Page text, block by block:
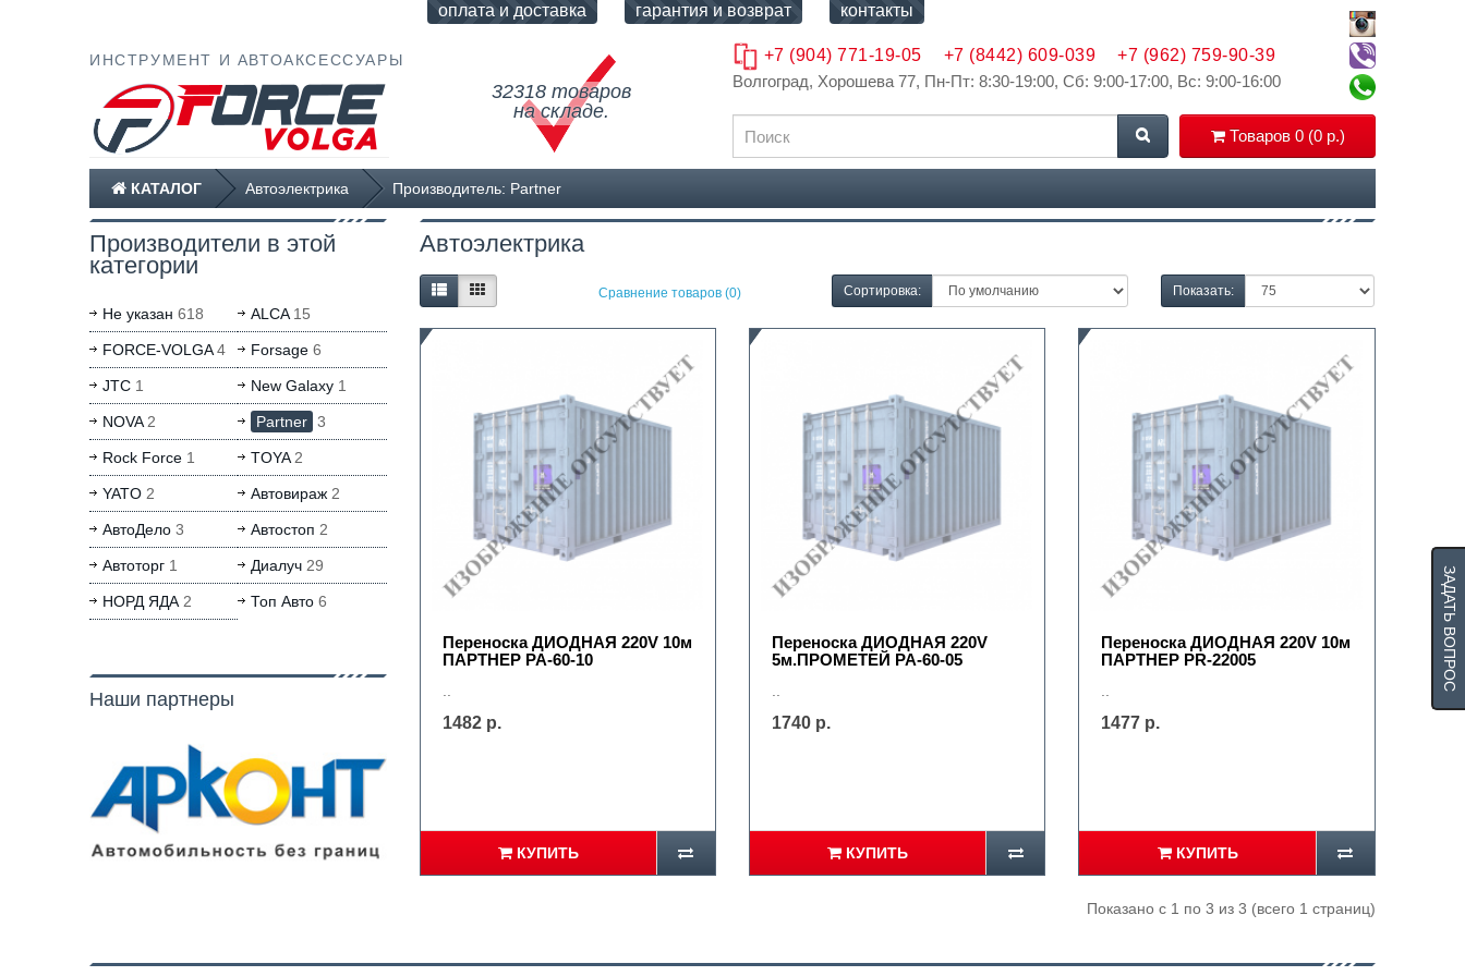
ИНСТРУМЕНТ И АВТОАКСЕССУАРЫ
оплата и доставка гарантия и возврат контакты
Волгоград, Хорошева 77, Пн-Пт: 8:30-19:00, Сб: 9:00-17:00, Вс: 9:00-16:00
Товаров 0 (0 р.)
32318 товаров
на складе.
+7 (904) 771-19-05 +7 (8442) 609-039 +7 (962) 759-90-39
КАТАЛОГ Автоэлектрика Производитель: Partner
Производители в этой
категории
Не указан 618 ALCA15
FORCE-VOLGA4 Forsage 6
JTC 1 New Galaxy 1
NOVA2 Partner 3
Rock Force 1 TOYA2
YATO 2 Автовираж 2
АвтоДело 3 Автостоп 2
Автоторг 1 Диалуч 29
НОРД ЯДА 2 Топ Авто 6
Наши партнеры
Автоэлектрика
Сравнение товаров (0) Сортировка: Показать:
Переноска ДИОДНАЯ 220V 10м
ПАРТНЕР PA-60-10
..
1482 р.
КУПИТЬ
Переноска ДИОДНАЯ 220V
5м.ПРОМЕТЕЙ PA-60-05
..
1740 р.
КУПИТЬ
Переноска ДИОДНАЯ 220V 10м
ПАРТНЕР PR-22005
..
1477 р.
КУПИТЬ
Показано с 1 по 3 из 3 (всего 1 страниц)
ЗАДАТЬ ВОПРОС